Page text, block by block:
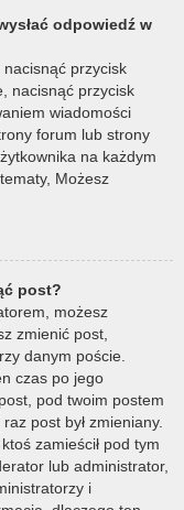
odpowiedź w
przycisk
nacisnąć przycisk
wiadomości
forum lub strony
na każdym
Możesz
post?
możesz
zmienić post,
danym poście.
czas po jego
pod twoim postem
post był zmieniany.
zamieścił pod tym
lub administrator,
i